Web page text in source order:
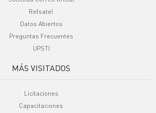
Refsatel
Datos Abiertos
Preguntas Frecuentes
UPSTI
MÁS VISITADOS
Licitaciones
Capacitaciones